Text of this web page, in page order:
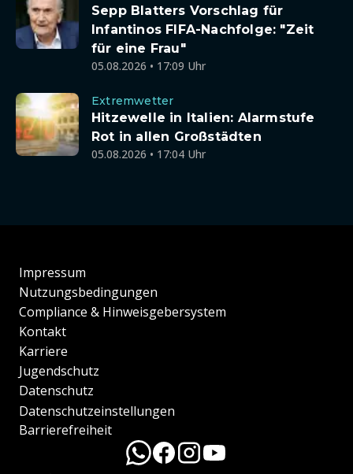
Sepp Blatters Vorschlag für
Infantinos FIFA-Nachfolge: "Zeit
für eine Frau"
05.08.2026 • 17:09 Uhr
Extremwetter
Hitzewelle in Italien: Alarmstufe
Rot in allen Großstädten
05.08.2026 • 17:04 Uhr
Impressum
Nutzungsbedingungen
Compliance & Hinweisgebersystem
Kontakt
Karriere
Jugendschutz
Datenschutz
Datenschutzeinstellungen
Barrierefreiheit